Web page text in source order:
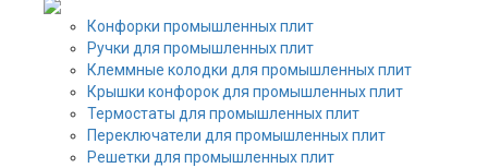
Конфорки промышленных плит
Ручки для промышленных плит
Клеммные колодки для промышленных плит
Крышки конфорок для промышленных плит
Термостаты для промышленных плит
Переключатели для промышленных плит
Решетки для промышленных плит